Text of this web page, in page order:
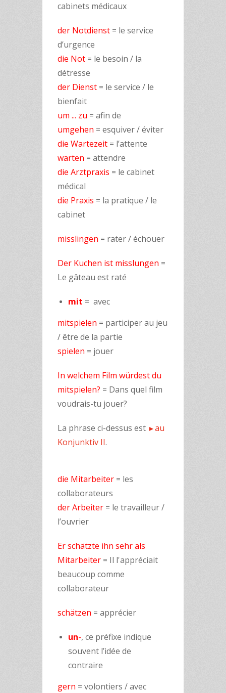
cabinets médicaux
der Notdienst = le service
d’urgence
die Not = le besoin / la
détresse
der Dienst = le service / le
bienfait
um ... zu = afin de
umgehen = esquiver / éviter
die Wartezeit = l’attente
warten = attendre
die Arztpraxis = le cabinet
médical
die Praxis = la pratique / le
cabinet
misslingen = rater / échouer
Der Kuchen ist misslungen =
Le gâteau est raté
mit = avec
mitspielen = participer au jeu
/ être de la partie
spielen = jouer
In welchem Film würdest du
mitspielen? = Dans quel film
voudrais-tu jouer?
La phrase ci-dessus est ►au
Konjunktiv II.
die Mitarbeiter = les
collaborateurs
der Arbeiter = le travailleur /
l’ouvrier
Er schätzte ihn sehr als
Mitarbeiter = Il l'appréciait
beaucoup comme
collaborateur
schätzen = apprécier
un-, ce préfixe indique
souvent l’idée de
contraire
gern = volontiers / avec